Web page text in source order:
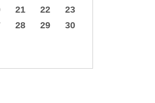
21 22
23
28 29
30